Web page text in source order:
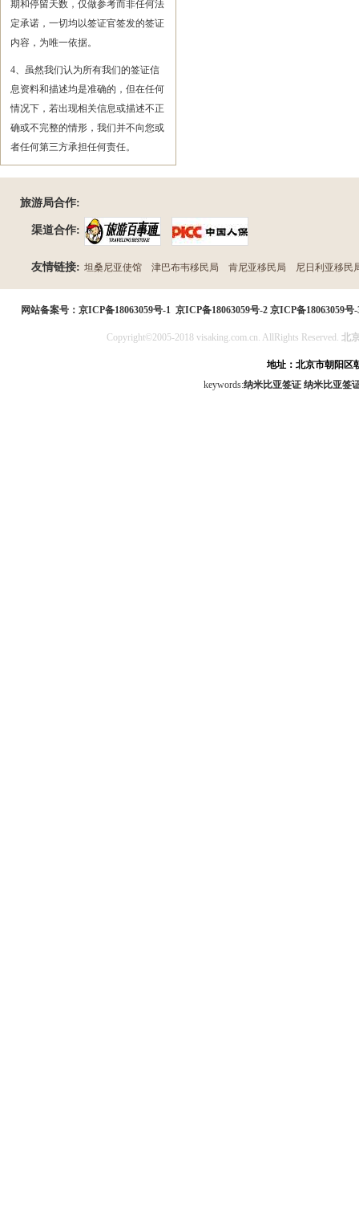
期和停留天数，仅做参考而非任何法
定承诺，一切均以签证官签发的签证
内容，为唯一依据。
4、虽然我们认为所有我们的签证信
息资料和描述均是准确的，但在任何
情况下，若出现相关信息或描述不正
确或不完整的情形，我们并不向您或
者任何第三方承担任何责任。
旅游局合作:
渠道合作:
友情链接: 坦桑尼亚使馆 津巴布韦移民局 肯尼亚移民局 尼日利亚移民
网站备案号： 京ICP备18063059号-1 京ICP备18063059号-2 京ICP备18063059号-
Copyright©2005-2018 visaking.com.cn. AllRights Reserved. 北
地址：北京市朝阳区
keywords:纳米比亚签证 纳米比亚签